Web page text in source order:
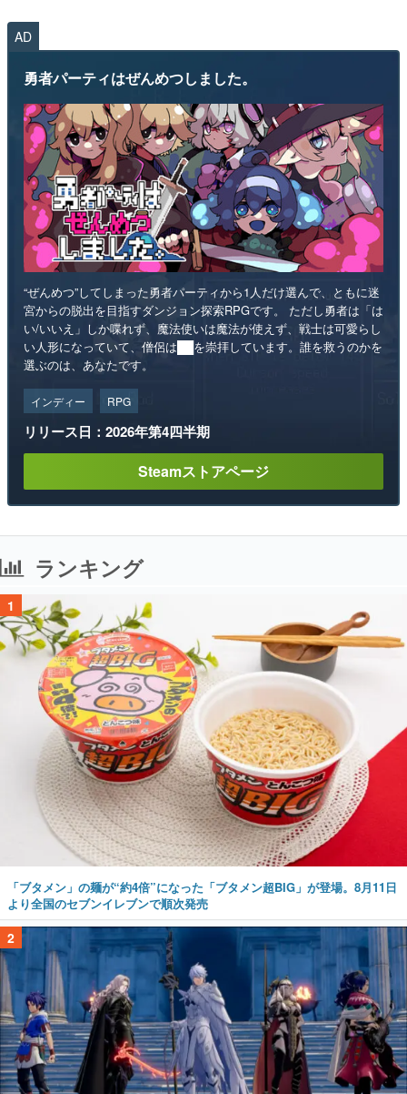
AD
勇者パーティはぜんめつしました。
“ぜんめつ”してしまった勇者パーティから1人だけ選んで、ともに迷
宮からの脱出を目指すダンジョン探索RPGです。 ただし勇者は「は
い/いいえ」しか喋れず、魔法使いは魔法が使えず、戦士は可愛らし
い人形になっていて、僧侶は██を崇拝しています。誰を救うのかを
選ぶのは、あなたです。
インディー RPG
リリース日：2026年第4四半期
Steamストアページ
ランキング
1
「ブタメン」の麺が“約4倍”になった「ブタメン超BIG」が登場。8月11日
より全国のセブンイレブンで順次発売
2